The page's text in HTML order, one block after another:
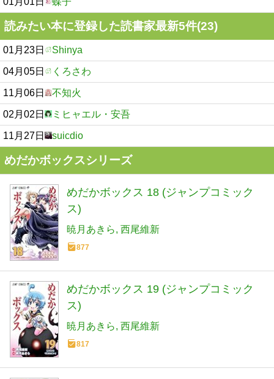
読みたい本に登録した読書家最新5件(23)
01月23日 Shinya
04月05日 くろさわ
11月06日 不知火
02月02日 ミヒャエル・安吾
11月27日 suicdio
めだかボックスシリーズ
めだかボックス 18 (ジャンプコミック
ス)
暁月あきら 西尾維新
877
めだかボックス 19 (ジャンプコミック
ス)
暁月あきら 西尾維新
817